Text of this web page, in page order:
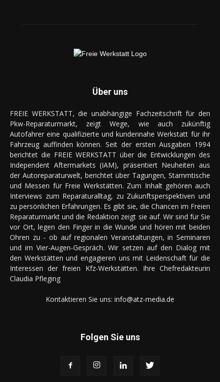
Über uns
FREIE WERKSTATT, die unabhängige Fachzeitschrift für den
Pkw-Reparaturmarkt, zeigt Wege, wie auch zukünftig
Autofahrer eine qualifizierte und kundennahe Werkstatt für ihr
Fahrzeug auffinden können. Seit der ersten Ausgaben 1994
berichtet die FREIE WERKSTATT über die Entwicklungen des
Independent Aftermarkets (IAM), präsentiert Neuheiten aus
der Autoreparaturwelt, berichtet über Tagungen, Stammtische
und Messen für Freie Werkstätten. Zum Inhalt gehören auch
Interviews zum Reparaturalltag, zu Zukunftsperspektiven und
zu persönlichen Erfahrungen. Es gibt sie, die Chancen im Freien
Reparaturmarkt und die Redaktion zeigt sie auf. Wir sind für Sie
vor Ort, legen den Finger in die Wunde und hören mit beiden
Ohren zu - ob auf regionalen Veranstaltungen, in Seminaren
und im Vier-Augen-Gespräch. Wir setzen auf den Dialog mit
den Werkstätten und engagieren uns mit Leidenschaft für die
Interessen der freien Kfz-Werkstätten. Ihre Chefredakteurin
Claudia Pfleging
Kontaktieren Sie uns: info@atz-media.de
Folgen Sie uns